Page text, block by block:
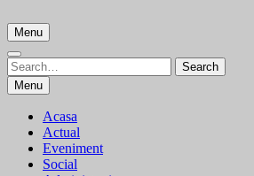
to
content
Menu
Search
for:
Search
Menu
Acasa
Actual
Eveniment
Social